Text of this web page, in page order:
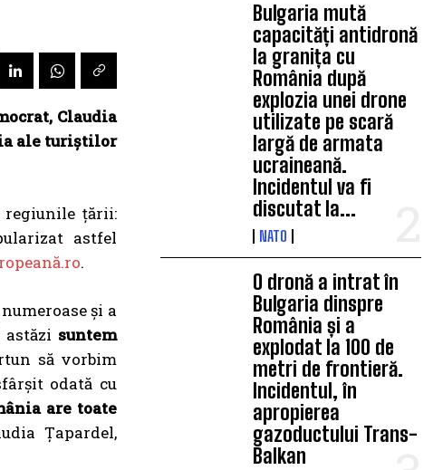
Claudia
ale turiștilor
țării:
astfel
.
și a
suntem
să vorbim
odată cu
are toate
Țapardel,
Bulgaria mută
capacități antidronă
la granița cu
România după
explozia unei drone
utilizate pe scară
largă de armata
ucraineană.
Incidentul va fi
discutat la...
NATO
O dronă a intrat în
Bulgaria dinspre
România și a
explodat la 100 de
metri de frontieră.
Incidentul, în
apropierea
gazoductului Trans-
Balkan